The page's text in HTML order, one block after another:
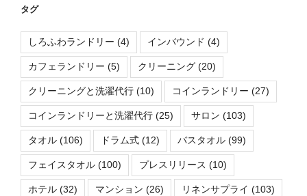
タグ
しろふわランドリー (4) インバウンド (4)
カフェランドリー (5) クリーニング (20)
クリーニングと洗濯代行 (10) コインランドリー (27)
コインランドリーと洗濯代行 (25) サロン (103)
タオル (106) ドラム式 (12) バスタオル (99)
フェイスタオル (100) プレスリリース (10)
ホテル (32) マンション (26) リネンサプライ (103)